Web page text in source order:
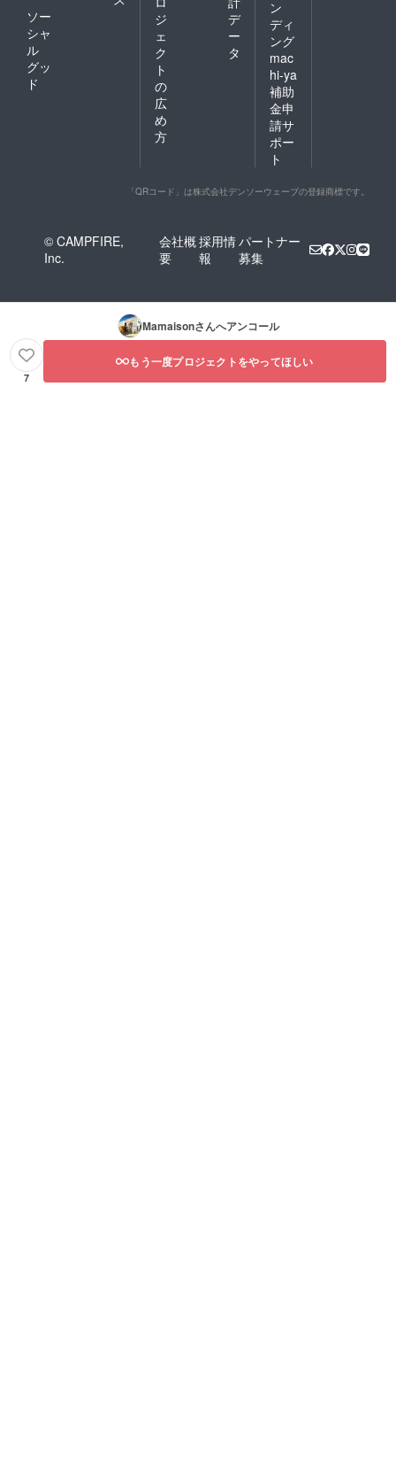
ソー
シャ
ル
グッ
ド
ジ
ェ
ク
ト
の
広
め
方
デ
ー
タ
ン
ディ
ング
mac
hi-ya
補助
金申
請サ
ポー
ト
「QRコード」は株式会社デンソーウェーブの登録商標です。
© CAMPFIRE,
Inc.
会社概
要
採用情
報
パートナー
募集
Mamaisonさんへアンコール
7
もう一度プロジェクトをやってほしい